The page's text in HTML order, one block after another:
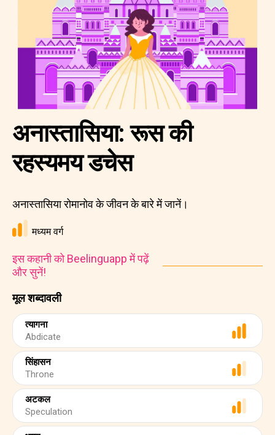
मूल शब्दावली
त्यागना
Abdicate
सिंहासन
Throne
अटकल
Speculation
अनास्तासिया: रूस की
रहस्यमय डचेस
अनास्तासिया रोमानोव के जीवन के बारे में जानें।
मध्यम वर्ग
इस कहानी को Beelinguapp में पढ़ें
और सुनें!